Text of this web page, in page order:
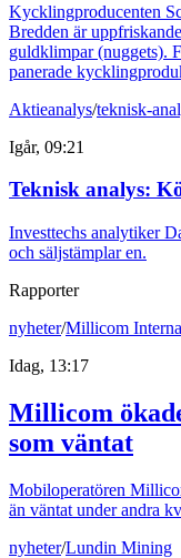
Kycklingproducenten
Bredden är
guldklimpar (nuggets).
panerade
Aktieanalys/teknisk-
Igår, 09:21
Teknisk analys:
Investtechs analytiker
och säljstämplar en.
Rapporter
nyheter/Millicom
Idag, 13:17
Millicom
som väntat
Mobiloperatören
än väntat under andra
nyheter/Lundin Mining